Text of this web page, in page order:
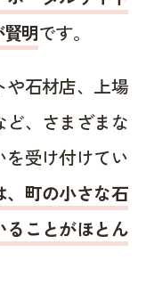
明です。
石材店、上場
、さまざまな
受け付けてい
、町の小さな石
ることがほとん